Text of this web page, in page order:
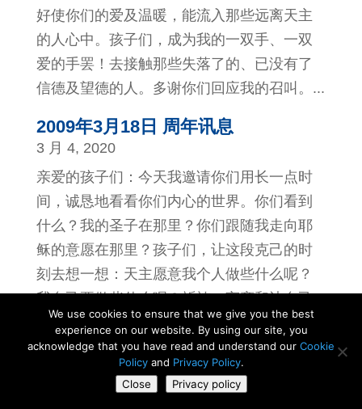
好使你们的爱及温暖，能流入那些远离天主
的人心中。孩子们，成为我的一双手、一双
爱的手罢！去接触那些失落了的、已没有了
信德及望德的人。多谢你们回应我的召叫。...
2009年3月18日 周年讯息
3 月 4, 2020
亲爱的孩子们：今天我邀请你们用长一点时
间，诚恳地看看你们内心的世界。你们看到
什么？我的圣子在那里？你们跟随我走向耶
稣的意愿在那里？孩子们，让这段克己的时
刻去想一想：天主愿意我个人做些什么呢？
我自己要做些什么呢？祈祷、守斋和让自己
的心灵充满慈悲罢！不要忘记你们的牧者。
求主不要让他们失落，使他们常存留我的圣
子内，成为羊群的好牧者。假若你们知道我
爱你们如何深的话，你们会喜极而泣。多谢
We use cookies to ensure that we give you the best
experience on our website. By using our site, you
acknowledge that you have read and understand our Cookie
Policyand Privacy Policy.
Close
Privacy policy